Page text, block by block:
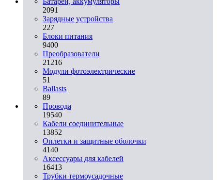
2091
Зарядные устройства
227
Блоки питания
9400
Преобразователи
21216
Модули фотоэлектрические
51
Ballasts
89
Провода
19540
Кабели соединительные
13852
Оплетки и защитные оболочки
4140
Аксессуары для кабелей
16413
Трубки термоусадочные